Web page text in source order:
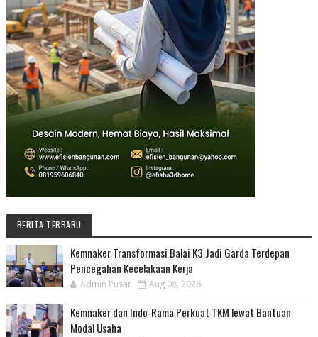
BERITA TERBARU
Kemnaker Transformasi Balai K3 Jadi Garda Terdepan
Pencegahan Kecelakaan Kerja
Admin Pusat Aug 08, 2026
Kemnaker dan Indo-Rama Perkuat TKM lewat Bantuan
Modal Usaha